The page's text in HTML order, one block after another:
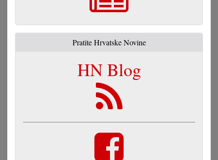
Pratite Hrvatske Novine
HN Blog